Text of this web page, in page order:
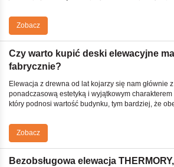
Zobacz
Czy warto kupić deski elewacyjne
fabrycznie?
Elewacja z drewna od lat kojarzy się nam głównie
ponadczasową estetyką i wyjątkowym
który podnosi wartość budynku, tym bardziej, że
Zobacz
Bezobsługowa elewacja